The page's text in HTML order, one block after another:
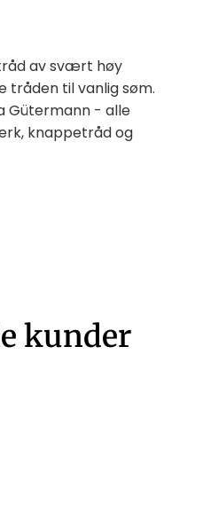
av svært høy
tråden til vanlig søm.
Gütermann - alle
knappetråd og
kunder